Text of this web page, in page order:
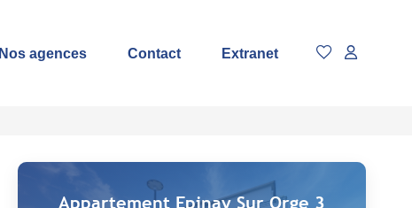
Nos agences Contact Extranet
Appartement Epinay Sur Orge 3